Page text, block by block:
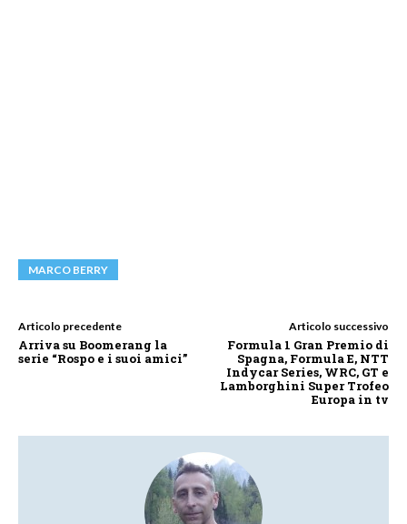
MARCO BERRY
Articolo precedente
Arriva su Boomerang la
serie “Rospo e i suoi amici”
Articolo successivo
Formula 1 Gran Premio di
Spagna, Formula E, NTT
Indycar Series, WRC, GT e
Lamborghini Super Trofeo
Europa in tv